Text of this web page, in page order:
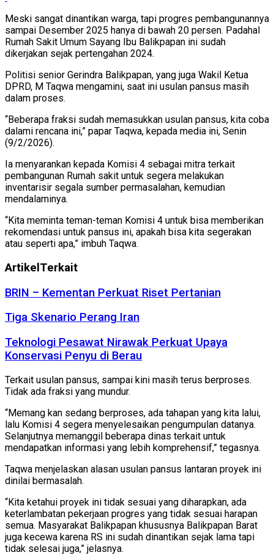
Meski sangat dinantikan warga, tapi progres pembangunannya
sampai Desember 2025 hanya di bawah 20 persen. Padahal
Rumah Sakit Umum Sayang Ibu Balikpapan ini sudah
dikerjakan sejak pertengahan 2024.
Politisi senior Gerindra Balikpapan, yang juga Wakil Ketua
DPRD, M Taqwa mengamini, saat ini usulan pansus masih
dalam proses.
“Beberapa fraksi sudah memasukkan usulan pansus, kita coba
dalami rencana ini,” papar Taqwa, kepada media ini, Senin
(9/2/2026).
Ia menyarankan kepada Komisi 4 sebagai mitra terkait
pembangunan Rumah sakit untuk segera melakukan
inventarisir segala sumber permasalahan, kemudian
mendalaminya.
“Kita meminta teman-teman Komisi 4 untuk bisa memberikan
rekomendasi untuk pansus ini, apakah bisa kita segerakan
atau seperti apa,” imbuh Taqwa.
Artikel Terkait
BRIN – Kementan Perkuat Riset Pertanian
Tiga Skenario Perang Iran
Teknologi Pesawat Nirawak Perkuat Upaya
Konservasi Penyu di Berau
Terkait usulan pansus, sampai kini masih terus berproses.
Tidak ada fraksi yang mundur.
“Memang kan sedang berproses, ada tahapan yang kita lalui,
lalu Komisi 4 segera menyelesaikan pengumpulan datanya.
Selanjutnya memanggil beberapa dinas terkait untuk
mendapatkan informasi yang lebih komprehensif,” tegasnya.
Taqwa menjelaskan alasan usulan pansus lantaran proyek ini
dinilai bermasalah.
“Kita ketahui proyek ini tidak sesuai yang diharapkan, ada
keterlambatan pekerjaan progres yang tidak sesuai harapan
semua. Masyarakat Balikpapan khususnya Balikpapan Barat
juga kecewa karena RS ini sudah dinantikan sejak lama tapi
tidak selesai juga,” jelasnya.